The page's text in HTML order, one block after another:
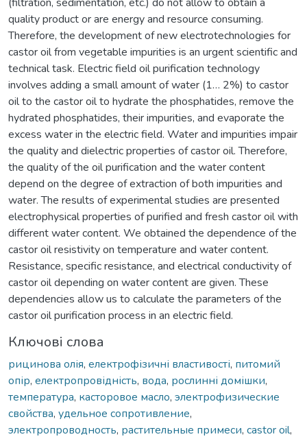
quality product or are energy and resource consuming.
Therefore, the development of new electrotechnologies for
castor oil from vegetable impurities is an urgent scientific and
technical task. Electric field oil purification technology
involves adding a small amount of water (1… 2%) to castor
oil to the castor oil to hydrate the phosphatides, remove the
hydrated phosphatides, their impurities, and evaporate the
excess water in the electric field. Water and impurities impair
the quality and dielectric properties of castor oil. Therefore,
the quality of the oil purification and the water content
depend on the degree of extraction of both impurities and
water. The results of experimental studies are presented
electrophysical properties of purified and fresh castor oil with
different water content. We obtained the dependence of the
castor oil resistivity on temperature and water content.
Resistance, specific resistance, and electrical conductivity of
castor oil depending on water content are given. These
dependencies allow us to calculate the parameters of the
castor oil purification process in an electric field.
Ключові слова
рицинова олія, електрофізичні властивості, питомий
опір, електропровідність, вода, рослинні домішки,
температура, касторовое масло, электрофизические
свойства, удельное сопротивление,
электропроводность, растительные примеси, castor oil,